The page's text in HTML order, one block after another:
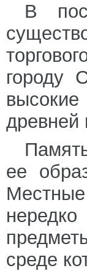
В
городу
древней
ее
среде